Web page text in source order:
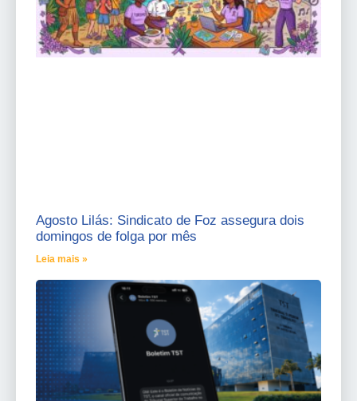
Agosto Lilás: Sindicato de Foz assegura dois
domingos de folga por mês
Leia mais »